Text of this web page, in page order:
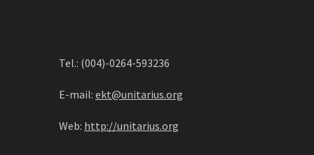
Tel.: (004)-0264-593236
E-mail: ekt@unitarius.org
Web: http://unitarius.org